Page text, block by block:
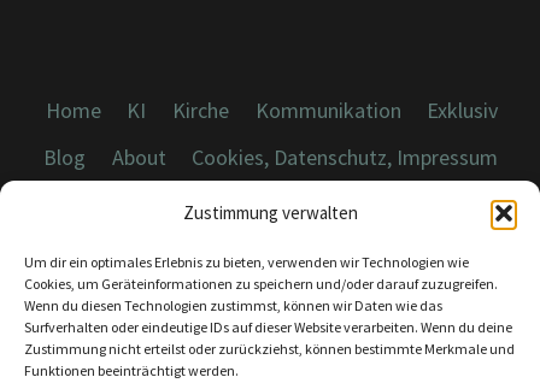
Zustimmung verwalten
Um dir ein optimales Erlebnis zu bieten, verwenden wir Technologien wie
Cookies, um Geräteinformationen zu speichern und/oder darauf zuzugreifen.
Wenn du diesen Technologien zustimmst, können wir Daten wie das
Surfverhalten oder eindeutige IDs auf dieser Website verarbeiten. Wenn du deine
Zustimmung nicht erteilst oder zurückziehst, können bestimmte Merkmale und
Funktionen beeinträchtigt werden.
Home KI Kirche Kommunikation
Exklusiv
Blog
About Cookies, Datenschutz, Impressum
© 2026 Dicebreaker.de - Alle Rechte vorbehalten